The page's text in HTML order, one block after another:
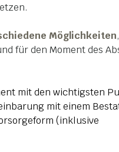
Möglichkeiten
für den Moment des
mit den wichtigsten
mit einem
(inklusive